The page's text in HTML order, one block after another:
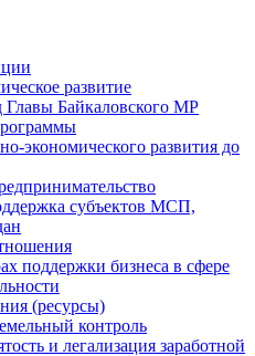
развитие
Байкаловского МР
экономического развития до
субъектов МСП,
поддержки бизнеса в сфере
(ресурсы)
контроль
и легализация заработной